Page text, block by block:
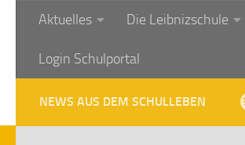
Zum Inhalt springen
Aktuelles Die Leibnizschule
Login Schulportal
NEWS AUS DEM SCHULLEBEN